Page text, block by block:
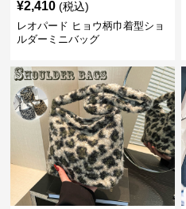
¥2,410 (税込)
レオパード ヒョウ柄巾着型ショ
ルダーミニバッグ